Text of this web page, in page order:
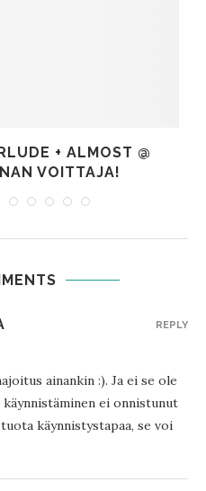
+ ALMOST @
VOITTAJA!
ainankin :). Ja ei se ole
ei onnistunut
käynnistystapaa, se voi
REPLY